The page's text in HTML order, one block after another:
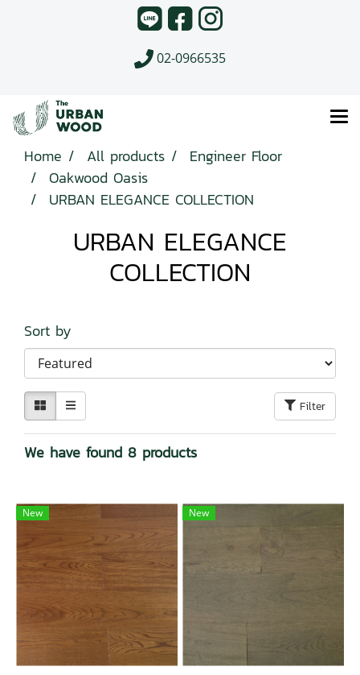
02-0966535
Home All products
Engineer Floor
Oakwood Oasis
URBAN ELEGANCE COLLECTION
URBAN ELEGANCE
COLLECTION
Sort by
Filter
We have found 8 products
New New